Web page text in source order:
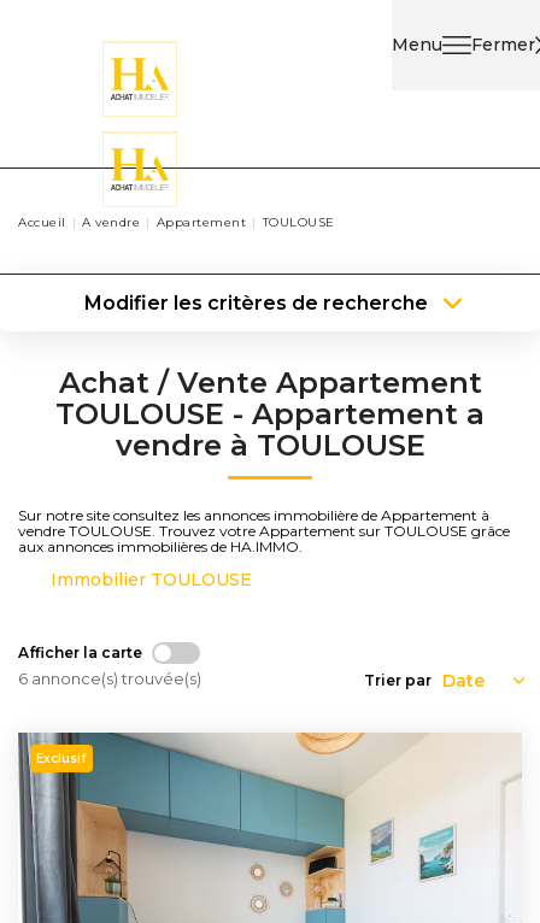
Menu Fermer
Agents
Nous
Estimer
Bien
Actualités
Accueil A vendre Appartement TOULOUSE
Modifier les critères de recherche
Budget max Plus de critères
Achat / Vente Appartement
TOULOUSE - Appartement a
vendre à TOULOUSE
Sur notre site consultez les annonces immobilière de Appartement à
vendre TOULOUSE. Trouvez votre Appartement sur TOULOUSE grâce
aux annonces immobilières de HA.IMMO.
Immobilier TOULOUSE
Afficher la carte
6 annonce(s) trouvée(s) Trier par
Exclusif